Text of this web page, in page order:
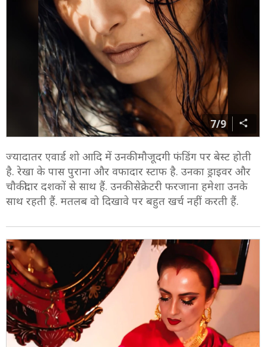
7/9
ज्यादातर एवार्ड शो आदि में उनकी मौजूदगी फंडिंग पर बेस्ट होती
है. रेखा के पास पुराना और वफादार स्टाफ है. उनका ड्राइवर और
चौकीदार दशकों से साथ हैं. उनकी सेक्रेटरी फरजाना हमेशा उनके
साथ रहती हैं. मतलब वो दिखावे पर बहुत खर्च नहीं करती हैं.